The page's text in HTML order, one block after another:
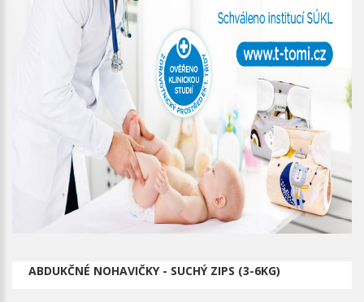
ABDUKČNÉ NOHAVIČKY - SUCHÝ ZIPS (3-6KG)